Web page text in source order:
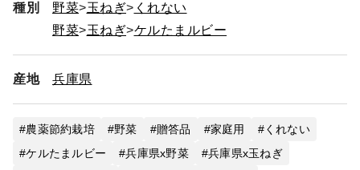
種別 野菜 玉ねぎ
くれない
野菜
玉ねぎ ケルたまルビー
産地 兵庫県
農薬節約栽培 野菜 贈答品 家庭用
くれない
ケルたまルビー
兵庫県x野菜
兵庫県x玉ねぎ